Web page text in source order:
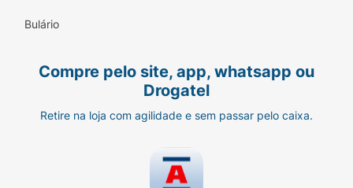
Bulário
Compre pelo site, app, whatsapp ou
Drogatel
Retire na loja com agilidade e sem passar pelo caixa.